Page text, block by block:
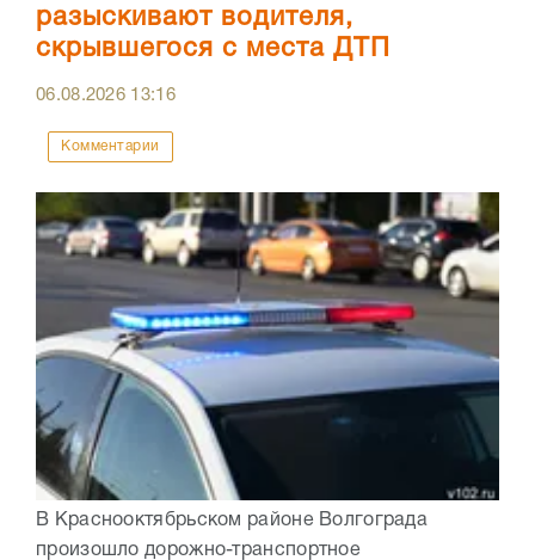
разыскивают водителя,
скрывшегося с места ДТП
06.08.2026 13:16
Комментарии
В Краснооктябрьском районе Волгограда
произошло дорожно-транспортное